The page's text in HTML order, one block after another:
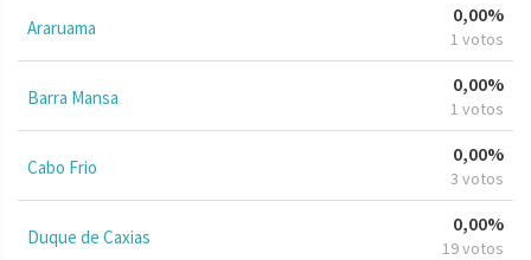
Araruama
0,00%
1 votos
Barra Mansa
0,00%
1 votos
Cabo Frio
0,00%
3 votos
Duque de Caxias
0,00%
19 votos